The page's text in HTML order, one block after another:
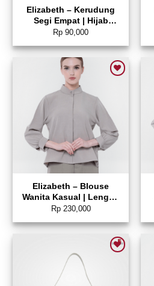
Elizabeth – Kerudung
Segi Empat | Hijab
Pattern 5180-0781
Rp 90,000
Add to wishlist
Elizabeth – Blouse
Wanita Kasual | Lengan
Panjang 0595-2284
Rp230,000
Add to wishlist